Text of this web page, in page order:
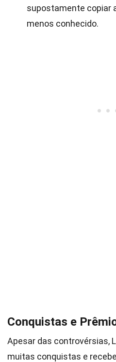
supostamente copiar
menos conhecido.
Conquistas e
Apesar das controvérsias,
muitas conquistas e